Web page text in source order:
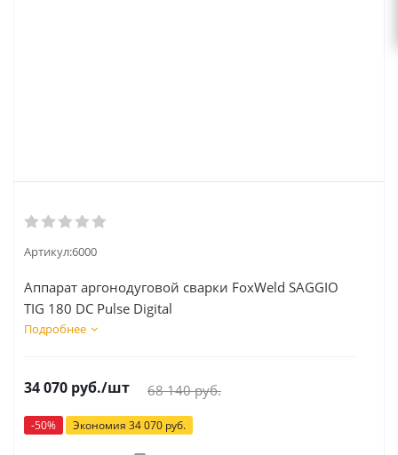
Артикул:6000
Аппарат аргонодуговой сварки FoxWeld SAGGIO
TIG 180 DC Pulse Digital
Подробнее
34 070 руб./шт 68 140руб.
-50% Экономия 34 070 руб.